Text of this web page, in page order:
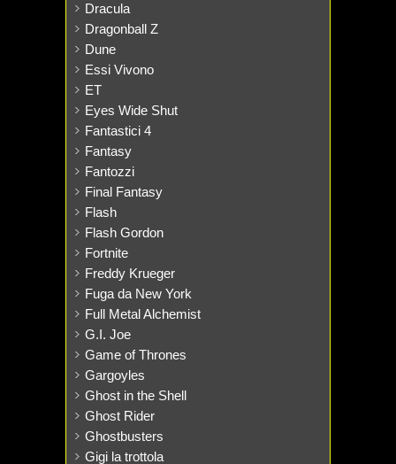
Dracula
Dragonball Z
Dune
Essi Vivono
ET
Eyes Wide Shut
Fantastici 4
Fantasy
Fantozzi
Final Fantasy
Flash
Flash Gordon
Fortnite
Freddy Krueger
Fuga da New York
Full Metal Alchemist
G.I. Joe
Game of Thrones
Gargoyles
Ghost in the Shell
Ghost Rider
Ghostbusters
Gigi la trottola